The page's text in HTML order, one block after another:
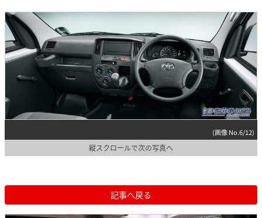
(画像 No.6/12)
縦スクロールで次の写真へ
記事へ戻る